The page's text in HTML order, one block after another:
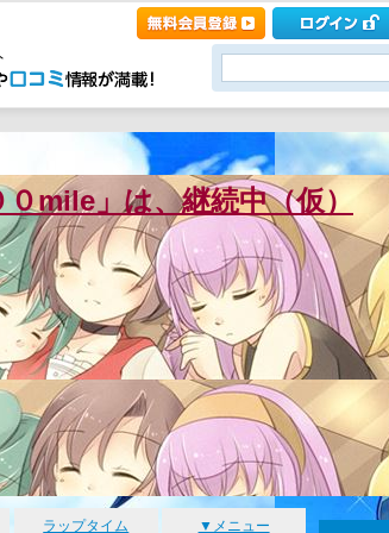
mile」は、継続中（仮）
ラップタイム ▼メニュー